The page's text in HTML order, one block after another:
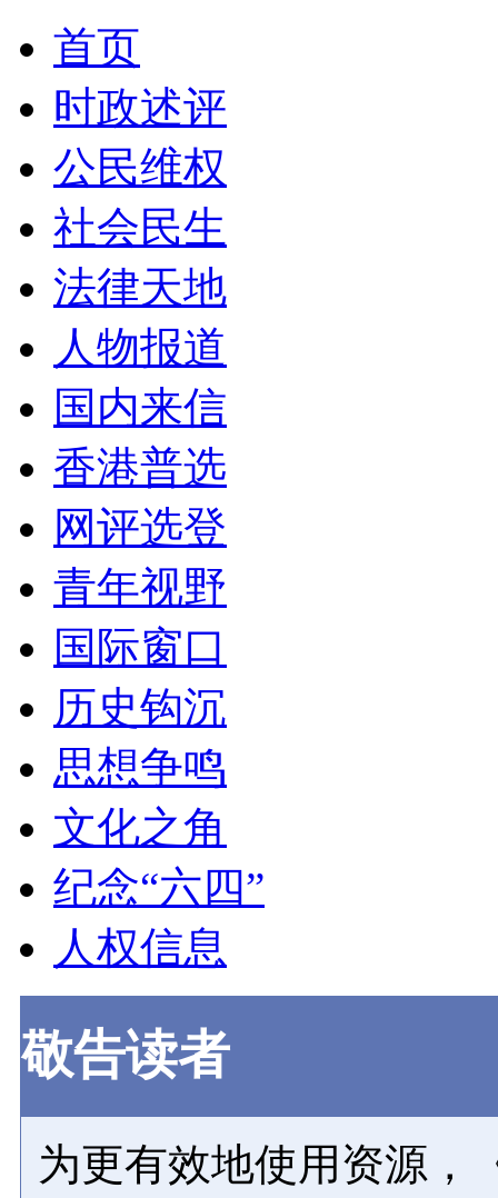
首页
时政述评
公民维权
社会民生
法律天地
人物报道
国内来信
香港普选
网评选登
青年视野
国际窗口
历史钩沉
思想争鸣
文化之角
纪念“六四”
人权信息
敬告读者
为更有效地使用资源，